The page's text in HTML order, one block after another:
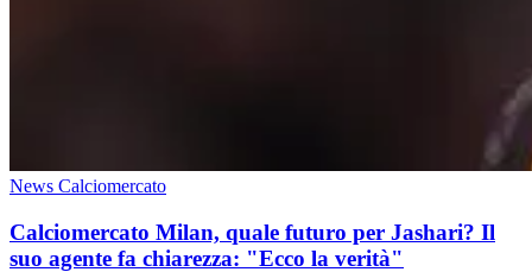
News Calciomercato
Calciomercato Milan, quale futuro per Jashari? Il
suo agente fa chiarezza: "Ecco la verità"